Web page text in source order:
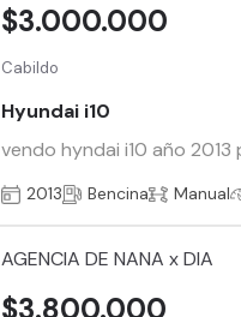
Cabildo
Hyundai i10
vendo hyndai i10 año
$3.000.000
2013 Bencina Manual
AGENCIA DE NANA x DIA
$3.800.000